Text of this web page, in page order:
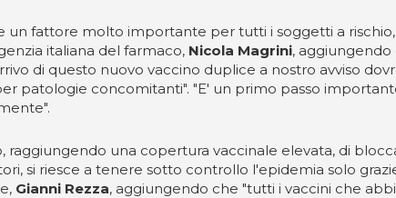
un fattore molto importante per tutti i soggetti a
italiana del farmaco, Nicola Magrini,
di questo nuovo vaccino duplice a nostro avviso
patologie concomitanti". "E' un primo passo
raggiungendo una copertura vaccinale elevata, di
si riesce a tenere sotto controllo l'epidemia solo
Gianni Rezza, aggiungendo che "tutti i vaccini che